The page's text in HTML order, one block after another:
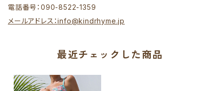
電話番号：090-8522-1359
メールアドレス：info@kindrhyme.jp
最近チェックした商品